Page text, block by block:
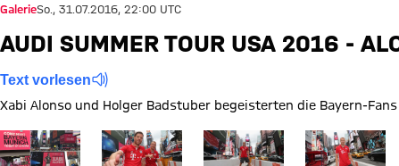
GalerieSo., 31.07.2016, 22:00 UTC
AUDI SUMMER TOUR USA 2016 -
Text vorlesen
Xabi Alonso und Holger Badstuber begeisterten die Bayern-
Zeige in voller GrößeZeige in voller GrößeZeige in voller GrößeZeige in voller